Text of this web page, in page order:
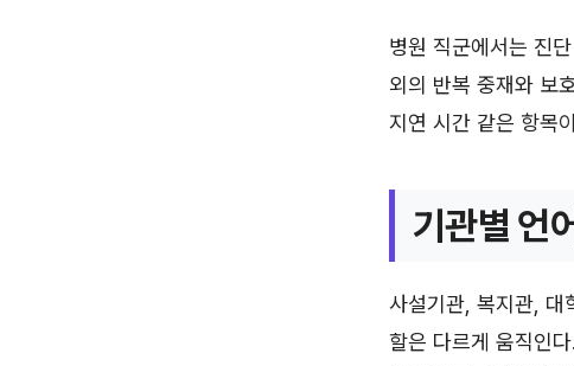
병원 직군에서는 진
외의 반복 중재와 보
지연 시간 같은 항목
기관별 언
사설기관, 복지관, 대
할은 다르게 움직인